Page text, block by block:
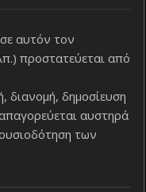
αυτόν τον
προστατεύεται από
δημοσίευση
αυστηρά
των